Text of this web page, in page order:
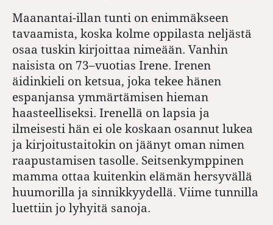
Maanantai-illan tunti on enimmäkseen
tavaamista, koska kolme oppilasta neljästä
osaa tuskin kirjoittaa nimeään. Vanhin
naisista on 73–vuotias Irene. Irenen
äidinkieli on ketsua, joka tekee hänen
espanjansa ymmärtämisen hieman
haasteelliseksi. Irenellä on lapsia ja
ilmeisesti hän ei ole koskaan osannut lukea
ja kirjoitustaitokin on jäänyt oman nimen
raapustamisen tasolle. Seitsenkymppinen
mamma ottaa kuitenkin elämän hersyvällä
huumorilla ja sinnikkyydellä. Viime tunnilla
luettiin jo lyhyitä sanoja.